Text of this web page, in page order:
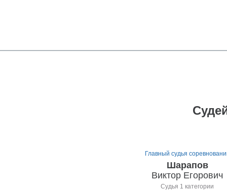
Главный судья
Шарапов
Виктор Егорович
Судья 1 категории